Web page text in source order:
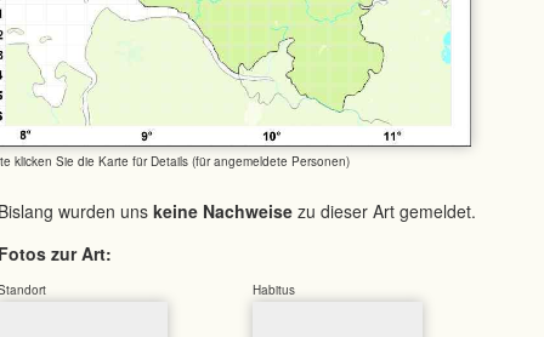
klicken Sie die Karte für Details (für angemeldete Personen)
wurden uns keine Nachweise zu dieser Art gemeldet.
zur Art:
Habitus